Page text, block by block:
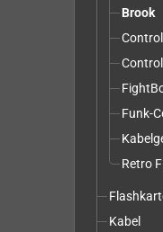
Brook
Funk-
Retro
Kabel